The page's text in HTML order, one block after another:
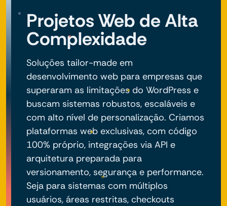
Projetos Web de Alta
Complexidade
Soluções tailor-made em
desenvolvimento web para empresas que
superaram as limitações do WordPress e
buscam sistemas robustos, escaláveis e
com alto nível de personalização. Criamos
plataformas web exclusivas, com código
100% próprio, integrações via API e
arquitetura preparada para
versionamento, segurança e performance.
Seja para sistemas com múltiplos
usuários, áreas restritas, checkouts